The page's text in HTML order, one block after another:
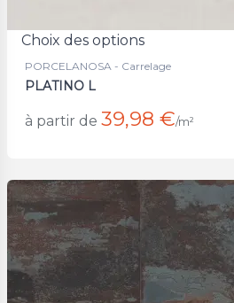
Choix des options
PORCELANOSA - Carrelage
PLATINO L
à partir de 39,98 €/m²